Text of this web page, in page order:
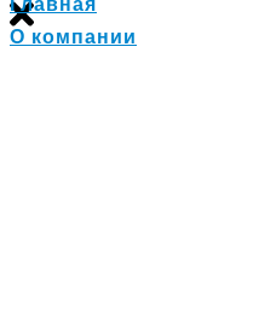
О компании